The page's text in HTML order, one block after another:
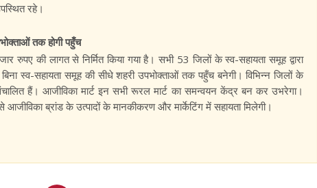
रहे।
तक होगी पहुँच
रुपए की लागत से निर्मित किया गया है। सभी 53 जिलों के स्व-सहायता समूह द्वारा
के बिना स्व-सहायता समूह की सीधे शहरी उपभोक्ताओं तक पहुँच बनेगी। विभिन्न जिलों के
हैं। आजीविका मार्ट इन सभी रूरल मार्ट का समन्वयन केंद्र बन कर उभरेगा।
ब्रांड के उत्पादों के मानकीकरण और मार्केटिंग में सहायता मिलेगी।